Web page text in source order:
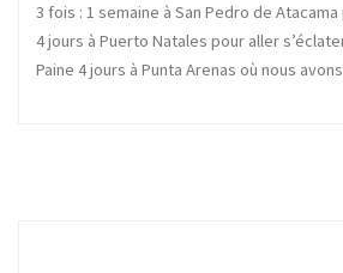
3 fois : 1 semaine à San Pedro de
4 jours à Puerto Natales pour aller
Paine 4 jours à Punta Arenas où nous